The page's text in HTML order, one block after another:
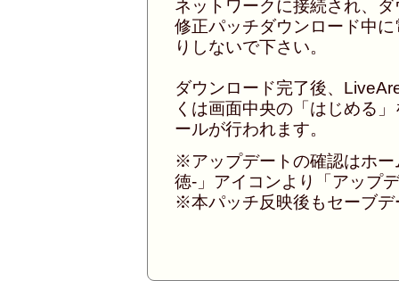
ネットワークに接続され、
修正パッチダウンロード中
りしないで下さい。
ダウンロード完了後、
くは画面中央の「はじめる
ールが行われます。
※アップデートの確認はホ
徳-」アイコンより「アップ
※本パッチ反映後もセーブ